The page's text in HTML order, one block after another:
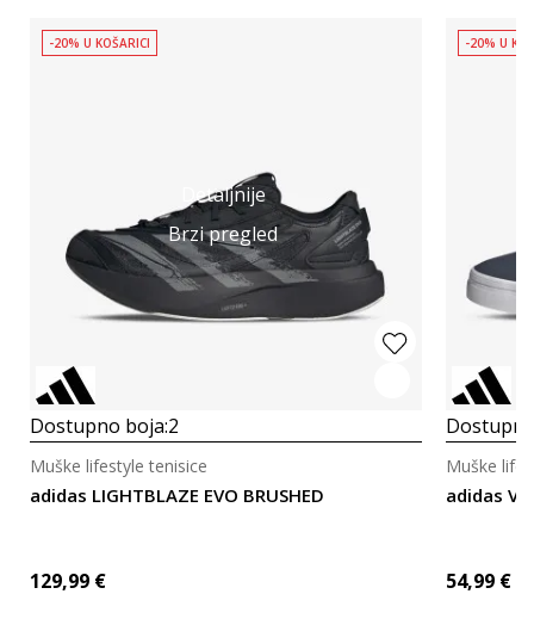
Detaljnije
Brzi pregled
-20% U KOŠARICI
Dostupno boja:2
adidas LIGHTBLAZE EVO BRUSHED
Muške lifestyle tenisice
129,99 €
-20% U
adidas VS
Muške
54,99 €